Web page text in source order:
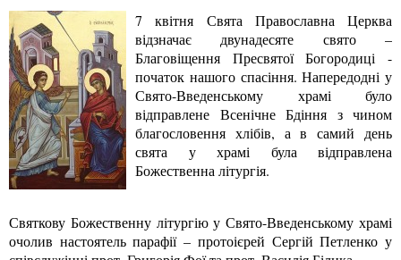
7 квітня Свята Православна Церква
відзначає двунадесяте свято –
Благовіщення Пресвятої Богородиці -
початок нашого спасіння. Напередодні у
Свято-Введенському храмі було
відправлене Всенічне Бдіння з чином
благословення хлібів, а в самий день
свята у храмі була відправлена
Божественна літургія.
Святкову Божественну літургію у Свято-Введенському храмі
очолив настоятель парафії – протоієрей Сергій Петленко у